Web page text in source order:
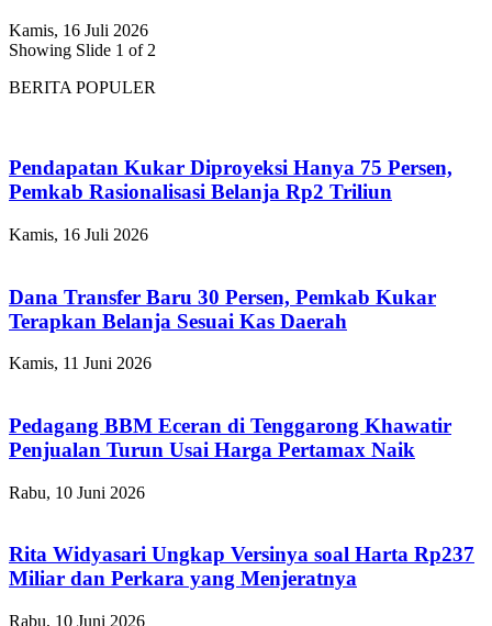
Kamis, 16 Juli 2026
Showing Slide 1 of 2
BERITA POPULER
Pendapatan Kukar Diproyeksi Hanya 75 Persen,
Pemkab Rasionalisasi Belanja Rp2 Triliun
Kamis, 16 Juli 2026
Dana Transfer Baru 30 Persen, Pemkab Kukar
Terapkan Belanja Sesuai Kas Daerah
Kamis, 11 Juni 2026
Pedagang BBM Eceran di Tenggarong Khawatir
Penjualan Turun Usai Harga Pertamax Naik
Rabu, 10 Juni 2026
Rita Widyasari Ungkap Versinya soal Harta Rp237
Miliar dan Perkara yang Menjeratnya
Rabu, 10 Juni 2026